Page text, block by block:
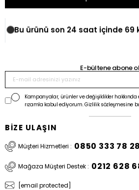
E-bültene abone ol
Kampanyalar, ürünler ve değişiklikler
rızamla kabul ediyorum. Gizlilik sözleşmesine
BİZE ULAŞIN
Müşteri Hizmetleri : 0850 333 78 28
Mağaza Müşteri Destek : 0212 628
[email protected]